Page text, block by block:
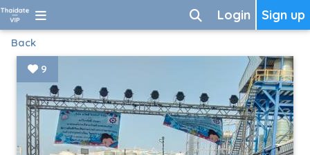
Sign up
Login
Back
9